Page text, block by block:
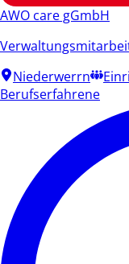
AWO care gGmbH
Niederwerrn
Berufserfahrene